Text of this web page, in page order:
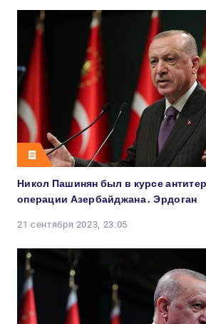
Никол Пашинян был в курсе
операции Азербайджана․ Эрдоган
21 сентября 2023, 23:05